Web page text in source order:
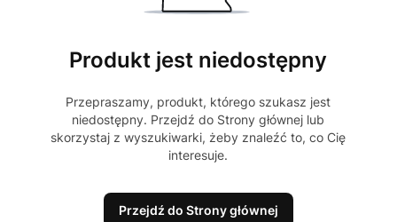
Produkt jest niedostępny
Przepraszamy, produkt, którego szukasz jest
niedostępny. Przejdź do Strony głównej lub
skorzystaj z wyszukiwarki, żeby znaleźć to, co Cię
interesuje.
Przejdź do Strony głównej